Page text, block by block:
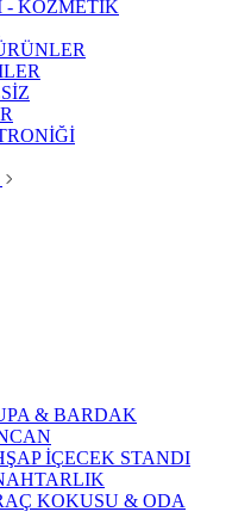
- KOZMETİK
& BARDAK
İÇECEK STANDI
KOKUSU & ODA